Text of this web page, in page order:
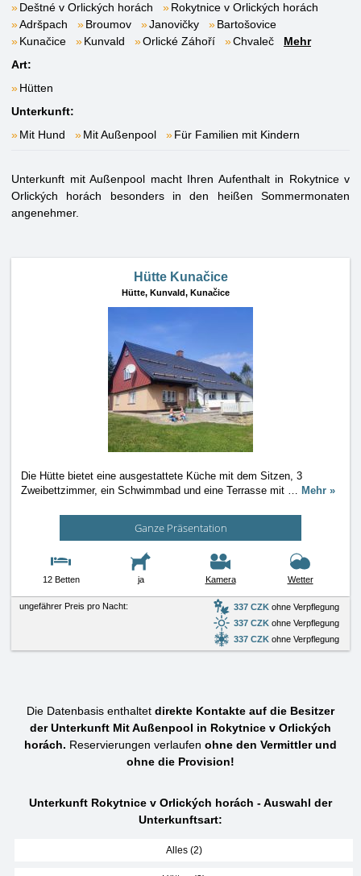
Deštné v Orlických horách
Rokytnice v Orlických horách
Adršpach
Broumov Janovičky
Bartošovice
Kunačice
Kunvald Orlické Záhoří Chvaleč
Mehr
Art:
Hütten
Unterkunft:
Mit Hund
Mit Außenpool Für Familien mit Kindern
Unterkunft mit Außenpool macht Ihren Aufenthalt in Rokytnice v
Orlických horách besonders in den heißen Sommermonaten
angenehmer.
Hütte Kunačice
Hütte, Kunvald, Kunačice
Die Hütte bietet eine ausgestattete Küche mit dem Sitzen, 3
Zweibettzimmer, ein Schwimmbad und eine Terrasse mit … Mehr »
Ganze Präsentation
12 Betten ja Kamera Wetter
ungefährer Preis pro Nacht: 337 CZK ohne Verpflegung
337 CZK ohne Verpflegung
337 CZK ohne Verpflegung
Die Datenbasis enthaltet direkte Kontakte auf die Besitzer
der Unterkunft Mit Außenpool in Rokytnice v Orlických
horách. Reservierungen verlaufen ohne den Vermittler und
ohne die Provision!
Unterkunft Rokytnice v Orlických horách - Auswahl der
Unterkunftsart:
Alles (2)